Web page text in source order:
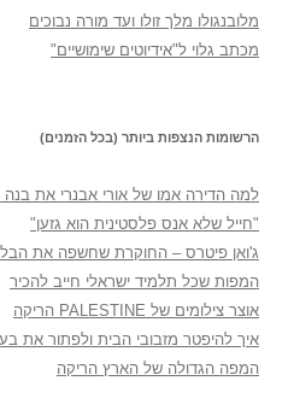
מלובנגולו מלך זולו ועד מורה נבוכים
מכתב גלוי ל"אידיוטים שימושיים"
הרשומות הנצפות ביותר (בכל הזמנים)
למה הדירה אמו של אורי אבנרי את
"חייל שלא אנס פלסטינית הוא גזען"
ג'ואן פיטרס – החוקרת שחשפה את
המפות שכל תלמיד ישראלי חייב להכיר
אוצר צילומים של PALESTINE הריקה
איך להיפטר מזבובי הבית ולפתור את
המפה הגדולה של הארץ הריקה